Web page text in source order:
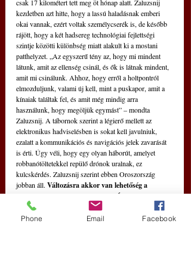
csak 17 kilométert tett meg öt hónap alatt. Zaluzsnij
kezdetben azt hitte, hogy a lassú haladásnak emberi
okai vannak, ezért voltak személycserék is, de később
rájött, hogy a két hadsereg technológiai fejlettségi
szintje közötti különbség miatt alakult ki a mostani
patthelyzet. „Az egyszerű tény az, hogy mi mindent
látunk, amit az ellenség csinál, és ők is látnak mindent,
amit mi csinálunk. Ahhoz, hogy erről a holtpontról
elmozduljunk, valami új kell, mint a puskapor, amit a
kínaiak találtak fel, és amit még mindig arra
használunk, hogy megöljük egymást” – mondta
Zaluzsnij. A tábornok szerint a légierő mellett az
elektronikus hadviselésben is sokat kell javulniuk,
ezalatt a kommunikációs és navigációs jelek zavarását
is érti. Úgy véli, hogy egy olyan háborút, amelyet
robbanótöltetekkel repülő drónok uralnak, ez
kulcskérdés. Zaluzsnij szerint ebben Oroszország
jobban áll. Változásra akkor van lehetőség a
tábornok szerint, ha az Egyesült Államok és a
nyugati szövetségesek rendelkezésre bocsátják a
csúcstechnológiájukat is. Anélkül nagyon hosszú
Phone Email Facebook